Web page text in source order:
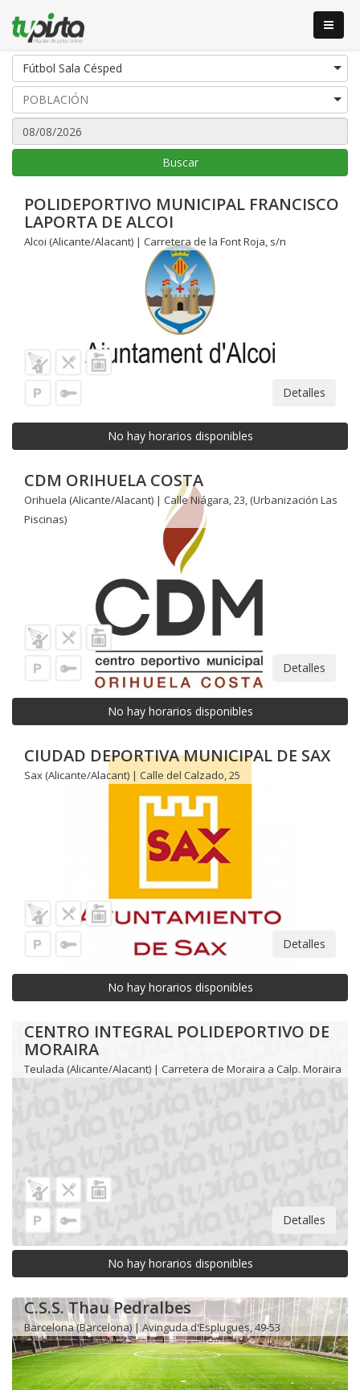
Fútbol Sala Césped
Buscar
POLIDEPORTIVO MUNICIPAL FRANCISCO
LAPORTA DE ALCOI
Alcoi (Alicante/Alacant) | Carretera de la Font Roja, s/n
Detalles
No hay horarios disponibles
CDM ORIHUELA COSTA
Orihuela (Alicante/Alacant) | Calle Niágara, 23, (Urbanización Las
Piscinas)
Detalles
No hay horarios disponibles
CIUDAD DEPORTIVA MUNICIPAL DE SAX
Sax (Alicante/Alacant) | Calle del Calzado, 25
Detalles
No hay horarios disponibles
CENTRO INTEGRAL POLIDEPORTIVO DE
MORAIRA
Teulada (Alicante/Alacant) | Carretera de Moraira a Calp. Moraira
Detalles
No hay horarios disponibles
C.S.S. Thau Pedralbes
Barcelona (Barcelona) | Avinguda d'Esplugues, 49-53